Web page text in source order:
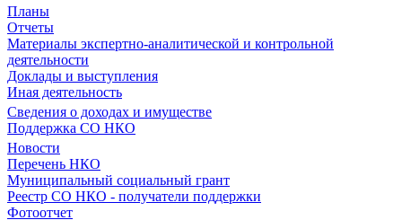
Планы
Отчеты
Материалы экспертно-аналитической и контрольной
деятельности
Доклады и выступления
Иная деятельность
Сведения о доходах и имуществе
Поддержка СО НКО
Новости
Перечень НКО
Муниципальный социальный грант
Реестр СО НКО - получатели поддержки
Фотоотчет